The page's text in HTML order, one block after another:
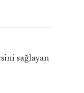
sağlayan